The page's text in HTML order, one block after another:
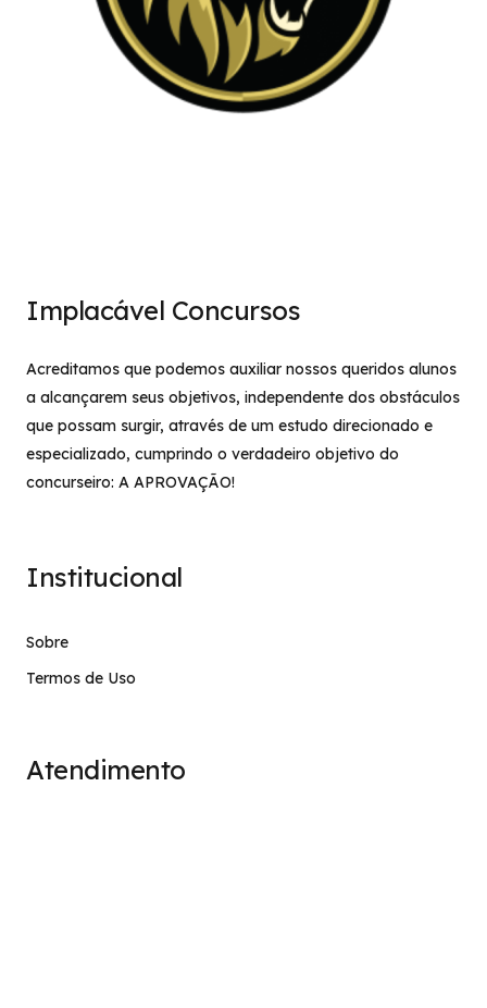
Implacável Concursos
Acreditamos que podemos auxiliar nossos queridos alunos
a alcançarem seus objetivos, independente dos obstáculos
que possam surgir, através de um estudo direcionado e
especializado, cumprindo o verdadeiro objetivo do
concurseiro: A APROVAÇÃO!
Institucional
Sobre
Termos de Uso
Atendimento